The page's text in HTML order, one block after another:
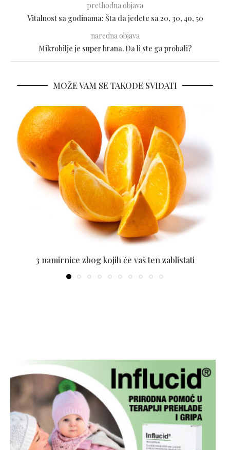
prethodna objava
Vitalnost sa godinama: Šta da jedete sa 20, 30, 40, 50
naredna objava
Mikrobilje je super hrana. Da li ste ga probali?
MOŽE VAM SE TAKOĐE SVIĐATI
3 namirnice zbog kojih će vaš ten zablistati